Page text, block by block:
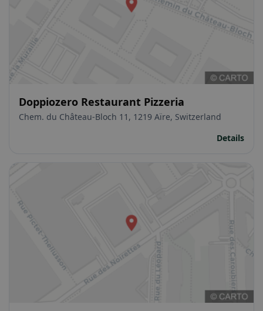
Doppiozero Restaurant Pizzeria
Chem. du Château-Bloch 11, 1219 Aïre, Switzerland
Details